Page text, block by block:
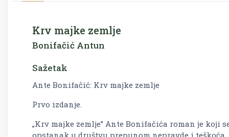
Krv majke zemlje
Bonifačić Antun
Sažetak
Ante Bonifačić: Krv majke zemlje
Prvo izdanje.
„Krv majke zemlje” Ante Bonifačića roman je koji
opstanak u društvu prepunom nepravde i